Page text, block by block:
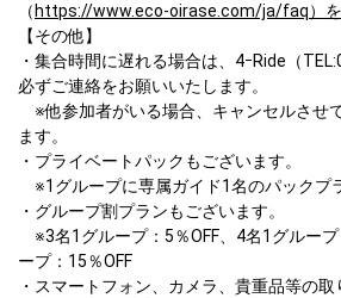
（ https://www.eco-oirase.com/ja/faq）を
【その他】
・集合時間に遅れる場合は、4ｰRide（
必ずご連絡をお願いいたします。
※他参加者がいる場合、キャンセルさせ
ます。
・プライベートパックもございます。
※1グループに専属ガイド1名のパックプ
・グループ割プランもございます。
※3名1グループ：5％OFF、4名1グルー
ープ：15％OFF
・スマートフォン、カメラ、貴重品等の